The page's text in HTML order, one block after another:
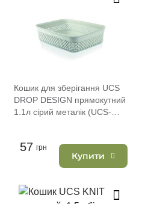
Кошик для зберігання UCS
DROP DESIGN прямокутний
1.1л сірий металік (UCS-
57 грн
Купити